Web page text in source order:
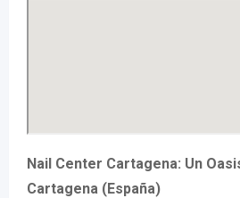
Nail Center Cartagena: Un
Cartagena (España)